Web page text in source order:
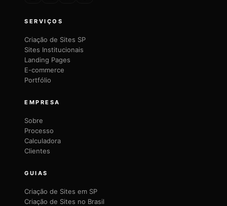
SERVIÇOS
Criação de Sites SP
Sites Institucionais
Landing Pages
E-commerce
Portfólio
EMPRESA
Sobre
Processo
Calculadora
Clientes
GUIAS
Criação de Sites em SP
Criação de Sites no Brasil